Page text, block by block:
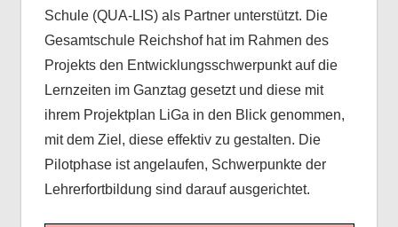
Schule (QUA-LIS) als Partner unterstützt. Die
Gesamtschule Reichshof hat im Rahmen des
Projekts den Entwicklungsschwerpunkt auf die
Lernzeiten im Ganztag gesetzt und diese mit
ihrem Projektplan LiGa in den Blick genommen,
mit dem Ziel, diese effektiv zu gestalten. Die
Pilotphase ist angelaufen, Schwerpunkte der
Lehrerfortbildung sind darauf ausgerichtet.